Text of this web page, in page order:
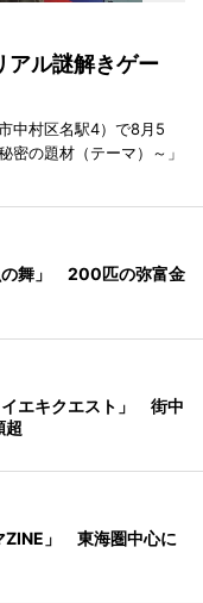
アル謎解きゲー
中村区名駅4）で8月5
密の題材（テーマ）～」
の舞」 200匹の弥富金
エキクエスト」 街中
超
ZINE」 東海圏中心に